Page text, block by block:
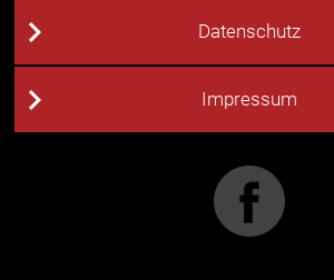
Datenschutz
Impressum